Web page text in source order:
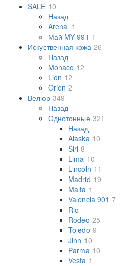
SALE 10
Назад
Arena 1
Май MY 991 1
Искуственная кожа 26
Назад
Monaco 12
Lion 12
Orion 2
Велюр 349
Назад
Однотонные 321
Назад
Alaska 10
Siri 8
Lima 10
Lincoln 11
Madrid 19
Malta 1
Valencia 901 7
Rio
Rodeo 25
Toledo 9
Jinn 10
Parma 10
Vesta 1